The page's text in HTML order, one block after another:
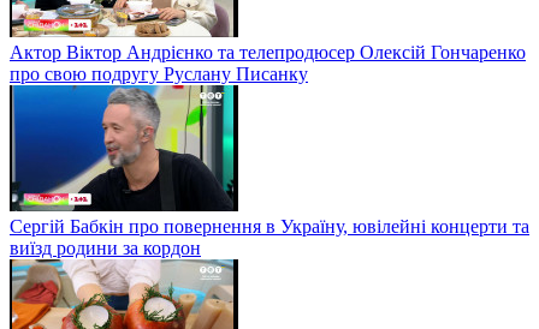
Актор Віктор Андрієнко та телепродюсер Олексій Гончаренко
про свою подругу Руслану Писанку
Сергій Бабкін про повернення в Україну, ювілейні концерти та
виїзд родини за кордон